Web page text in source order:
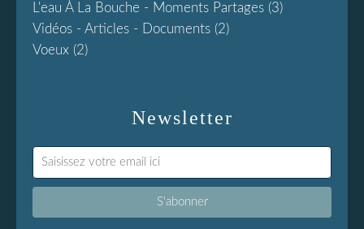
Newsletter
L'eau À La Bouche - Moments Partages (3)
Vidéos - Articles - Documents (2)
Voeux (2)